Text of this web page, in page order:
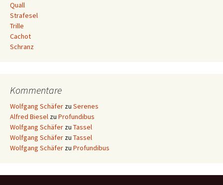
Quall
Strafesel
Trille
Cachot
Schranz
Kommentare
Wolfgang Schäfer zu Serenes
Alfred Biesel zu Profundibus
Wolfgang Schäfer zu Tassel
Wolfgang Schäfer zu Tassel
Wolfgang Schäfer zu Profundibus